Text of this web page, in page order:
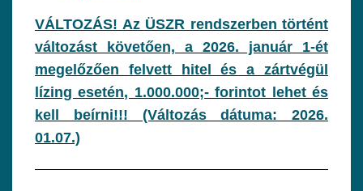
VÁLTOZÁS! Az ÜSZR rendszerben történt
változást követően, a 2026. január 1-ét
megelőzően felvett hitel és a zártvégül
lízing esetén, 1.000.000;- forintot lehet és
kell beírni!!! (Változás dátuma: 2026.
01.07.)